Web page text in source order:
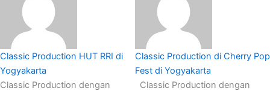
Classic Production HUT RRI di
Yogyakarta
Classic Production dengan
Classic Production di Cherry Pop
Fest di Yogyakarta
Classic Production dengan